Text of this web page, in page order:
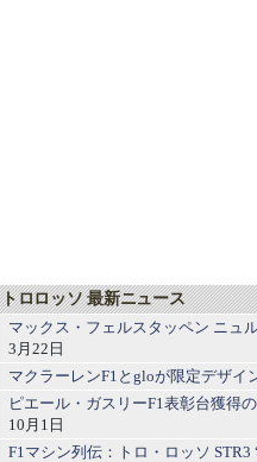
トロロッソ 最新ニュース
マックス・フェルスタッペン ニュ
3月22日
マクラーレンF1とgloが限定デザイ
ピエール・ガスリーF1表彰台獲得
10月1日
F1マシン列伝：トロ・ロッソ